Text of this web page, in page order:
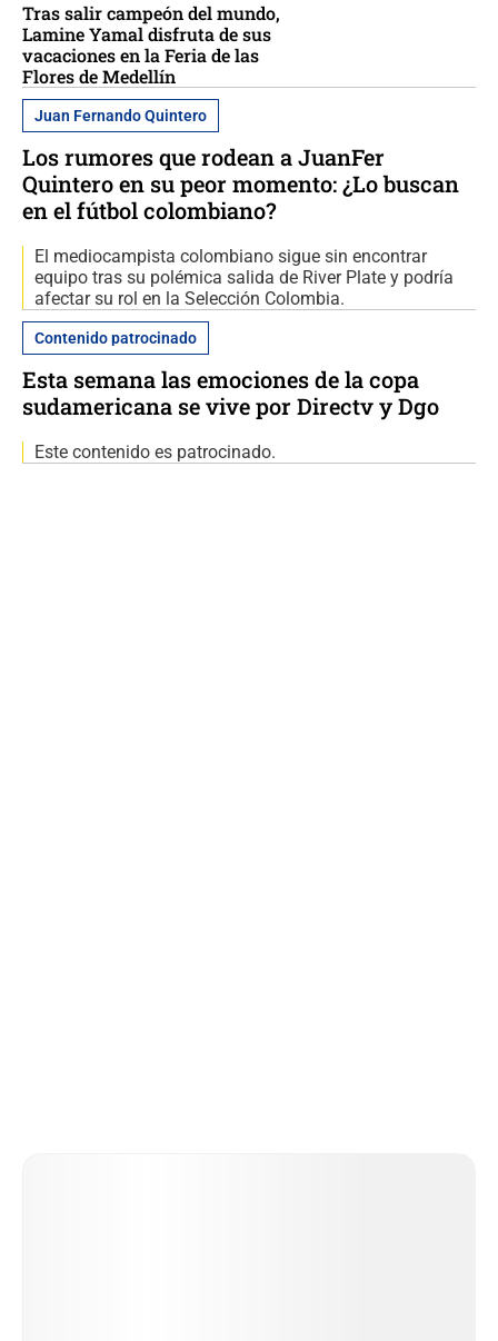
Tras salir campeón del mundo,
Lamine Yamal disfruta de sus
vacaciones en la Feria de las
Flores de Medellín
Juan Fernando Quintero
Los rumores que rodean a JuanFer
Quintero en su peor momento: ¿Lo buscan
en el fútbol colombiano?
El mediocampista colombiano sigue sin encontrar
equipo tras su polémica salida de River Plate y podría
afectar su rol en la Selección Colombia.
Contenido patrocinado
Esta semana las emociones de la copa
sudamericana se vive por Directv y Dgo
Este contenido es patrocinado.